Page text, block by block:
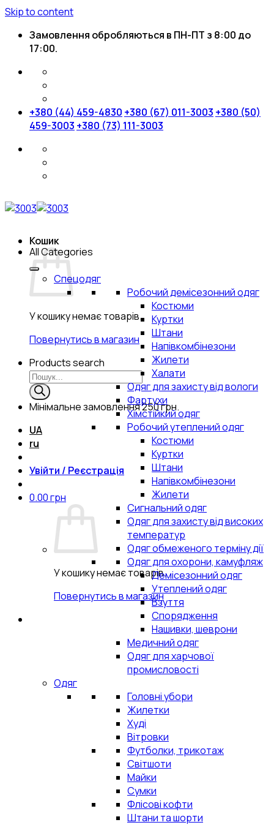
Skip to content
Замовлення обробляються в ПН-ПТ з 8:00 до
17:00.
+380 (44) 459-4830 +380 (67) 011-3003 +380 (50)
459-3003 +380 (73) 111-3003
Кошик
У кошику немає товарів.
Повернутись в магазин
Products search
Мінімальне замовлення250 грн.
UA
ru
Увійти / Реєстрація
0.00грн
У кошику немає товарів.
Повернутись в магазин
All Categories
Спецодяг
Робочий демісезонний одяг
Костюми
Куртки
Штани
Напівкомбінезони
Жилети
Халати
Одяг для захисту від вологи
Фартухи
Хімстійкий одяг
Робочий утеплений одяг
Костюми
Куртки
Штани
Напівкомбінезони
Жилети
Сигнальний одяг
Одяг для захисту від високих
температур
Одяг обмеженого терміну дії
Одяг для охорони, камуфляж
Демісезонний одяг
Утеплений одяг
Взуття
Спорядження
Нашивки, шеврони
Медичний одяг
Одяг для харчової
промисловості
Одяг
Головні убори
Жилетки
Худі
Вітровки
Футболки, трикотаж
Світшоти
Майки
Сумки
Флісові кофти
Штани та шорти